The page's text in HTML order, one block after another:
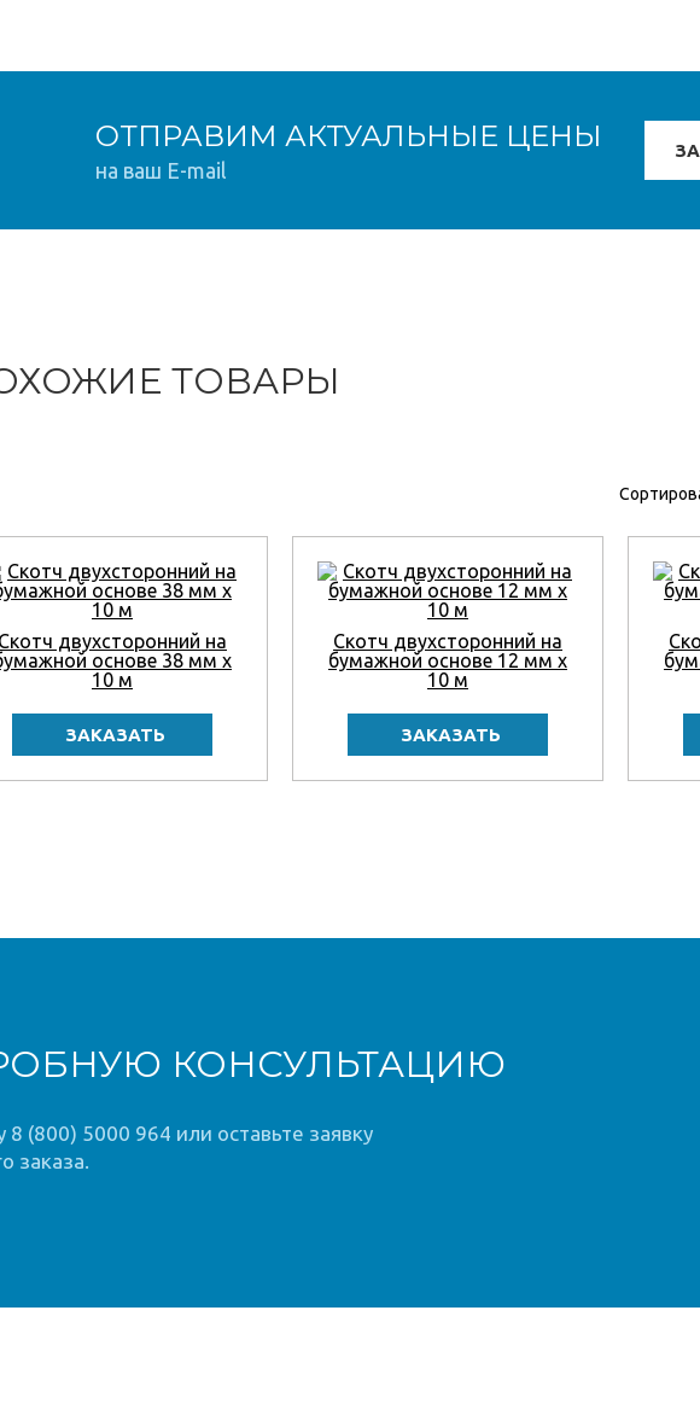
ОТПРАВИМ АКТУАЛЬНЫЕ ЦЕНЫ
на ваш E-mail
ТОВАРЫ
двухсторонний на
основе 38 мм x
10 м
Скотч двухсторонний на
бумажной основе 12 мм x
10 м
КОНСУЛЬТАЦИЮ
(800) 5000 964 или оставьте заявку
заказа.